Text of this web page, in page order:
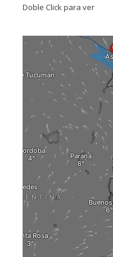
Doble Click para ver